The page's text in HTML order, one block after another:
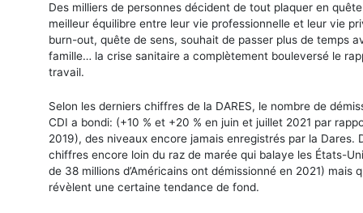
Des milliers de personnes décident de tout plaquer en quête
meilleur équilibre entre leur vie professionnelle et leur vie
burn-out, quête de sens, souhait de passer plus de temps
famille… la crise sanitaire a complètement bouleversé le
travail.
Selon les derniers chiffres de la DARES, le nombre de
CDI a bondi: (+10 % et +20 % en juin et juillet 2021 par
2019), des niveaux encore jamais enregistrés par la Dares.
chiffres encore loin du raz de marée qui balaye les États-
de 38 millions d’Américains ont démissionné en 2021) mais
révèlent une certaine tendance de fond.